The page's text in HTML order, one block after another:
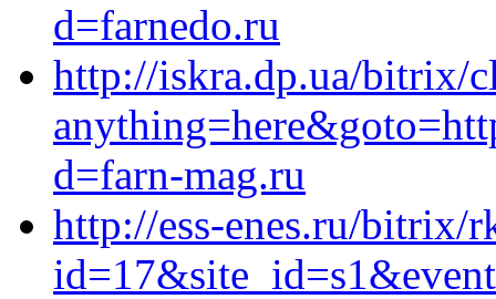
d=farnedo.ru
http://iskra.dp.ua/bitrix/
d=farn-mag.ru
http://ess-enes.ru/bitrix/